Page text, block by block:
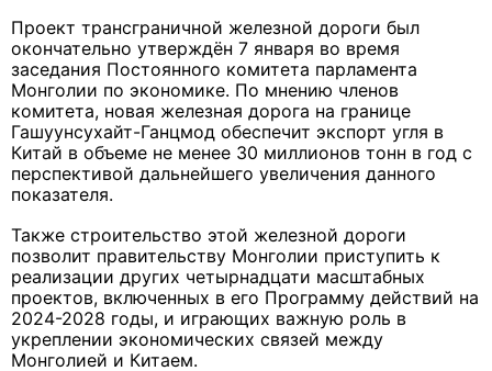
Проект трансграничной железной дороги был
окончательно утверждён 7 января во время
заседания Постоянного комитета парламента
Монголии по экономике. По мнению членов
комитета, новая железная дорога на границе
Гашуунсухайт-Ганцмод обеспечит экспорт угля в
Китай в объеме не менее 30 миллионов тонн в год с
перспективой дальнейшего увеличения данного
показателя.
Также строительство этой железной дороги
позволит правительству Монголии приступить к
реализации других четырнадцати масштабных
проектов, включенных в его Программу действий на
2024-2028 годы, и играющих важную роль в
укреплении экономических связей между
Монголией и Китаем.